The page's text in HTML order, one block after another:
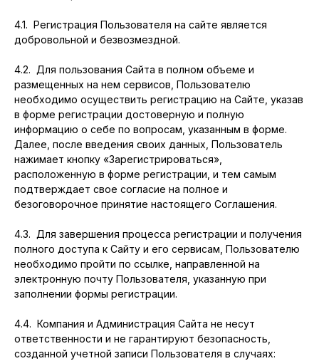
4.1. Регистрация Пользователя на сайте является
добровольной и безвозмездной.
4.2. Для пользования Сайта в полном объеме и
размещенных на нем сервисов, Пользователю
необходимо осуществить регистрацию на Сайте, указав
в форме регистрации достоверную и полную
информацию о себе по вопросам, указанным в форме.
Далее, после введения своих данных, Пользователь
нажимает кнопку «Зарегистрироваться»,
расположенную в форме регистрации, и тем самым
подтверждает свое согласие на полное и
безоговорочное принятие настоящего Соглашения.
4.3. Для завершения процесса регистрации и получения
полного доступа к Сайту и его сервисам, Пользователю
необходимо пройти по ссылке, направленной на
электронную почту Пользователя, указанную при
заполнении формы регистрации.
4.4. Компания и Администрация Сайта не несут
ответственности и не гарантируют безопасность,
созданной учетной записи Пользователя в случаях: